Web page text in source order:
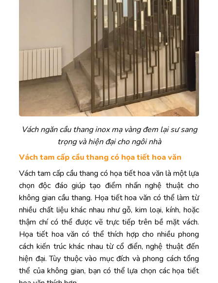
Vách ngăn cầu thang inox mạ vàng đem lại sư sang
trọng và hiện đại cho ngôi nhà
Vách tam cấp cầu thang có họa tiết hoa văn
Vách tam cấp cầu thang có họa tiết hoa văn là một lựa
chọn độc đáo giúp tạo điểm nhấn nghệ thuật cho
không gian cầu thang. Họa tiết hoa văn có thể làm từ
nhiều chất liệu khác nhau như gỗ, kim loại, kính, hoặc
thậm chí có thể được vẽ trực tiếp trên bề mặt vách.
Họa tiết hoa văn có thể thích hợp cho nhiều phong
cách kiến trúc khác nhau từ cổ điển, nghệ thuật đến
hiện đại. Tùy thuộc vào mục đích và phong cách tổng
thể của không gian, bạn có thể lựa chọn các họa tiết